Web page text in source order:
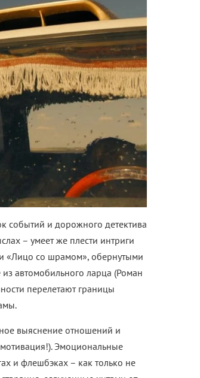
событий и дорожного детектива
– умеет же плести интриги
«Лицо со шрамом», обернутыми
автомобильного ларца (Роман
перелетают границы
выяснение отношений и
мотивация!). Эмоциональные
и флешбэках – как только не